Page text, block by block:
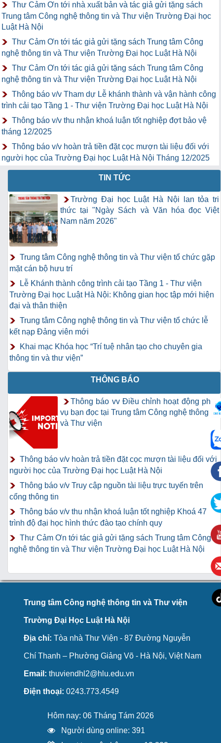
Thư Cảm Ơn tới nhà xuất bản và tác giả gửi tặng sách
Trung tâm Công nghệ thông tin và Thư viện Trường Đại học
Luật Hà Nội
Thư Cảm Ơn tới tác giả gửi tặng sách Trung tâm Công
nghệ thông tin và Thư viện Trường Đại học Luật Hà Nội
Thư Cảm Ơn tới tác giả gửi tặng sách Trung tâm Công
nghệ thông tin và Thư viện Trường Đại học Luật Hà Nội
Thông báo v/v Tham dự Lễ khánh thành và vận hành công
trình cải tạo Tầng 1 - Thư viện Trường Đại học Luật Hà Nội
Thông báo v/v thu nhận khoá luận tốt nghiệp đợt bảo vệ
tháng 12/2025
Thông báo v/v hoàn trả tiền đặt cọc mượn tài liệu đối với
người học của Trường Đại học Luật Hà Nội Tháng 12/2025
TIN TỨC
Trường Đại học Luật Hà Nội lan tỏa tri
thức tại "Ngày Sách và Văn hóa đọc Việt
Nam năm 2026"
Trung tâm Công nghệ thông tin và Thư viện tổ chức gặp
mặt cán bộ hưu trí
Lễ Khánh thành công trình cải tạo Tầng 1 - Thư viện
Trường Đại học Luật Hà Nội: Không gian học tập mới hiện
đại và thân thiện
Trung tâm Công nghệ thông tin và Thư viện tổ chức lễ
kết nạp Đảng viên mới
Khai mạc Khóa học “Trí tuệ nhân tạo cho chuyên gia
thông tin và thư viện”
THÔNG BÁO
Thông báo vv Điều chỉnh hoạt động phục
vụ bạn đọc tại Trung tâm Công nghệ thông tin
và Thư viện
Thông báo v/v hoàn trả tiền đặt cọc mượn tài liệu đối với
người học của Trường Đại học Luật Hà Nội
Thông báo v/v Truy cập nguồn tài liệu trực tuyến trên
cổng thông tin
Thông báo v/v thu nhận khoá luận tốt nghiệp Khoá 47
trình độ đại học hình thức đào tạo chính quy
Thư Cảm Ơn tới tác giả gửi tặng sách Trung tâm Công
nghệ thông tin và Thư viện Trường Đại học Luật Hà Nội
Trung tâm Công nghệ thông tin và Thư viện
Trường Đại Học Luật Hà Nội
Địa chỉ: Tòa nhà Thư Viện - 87 Đường Nguyễn
Chí Thanh – Phường Giảng Võ - Hà Nội, Việt Nam
Email: thuviendhl2@hlu.edu.vn
Điện thoại: 0243.773.4549
Hôm nay: 06 Tháng Tám 2026
Người dùng online: 391